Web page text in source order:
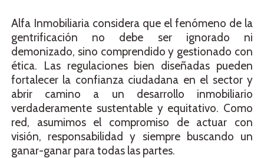
Alfa Inmobiliaria considera que el fenómeno de la
gentrificación no debe ser ignorado ni
demonizado, sino comprendido y gestionado con
ética. Las regulaciones bien diseñadas pueden
fortalecer la confianza ciudadana en el sector y
abrir camino a un desarrollo inmobiliario
verdaderamente sustentable y equitativo. Como
red, asumimos el compromiso de actuar con
visión, responsabilidad y siempre buscando un
ganar-ganar para todas las partes.